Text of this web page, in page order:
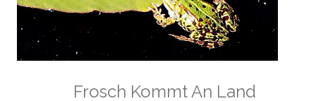
Frosch Kommt An Land